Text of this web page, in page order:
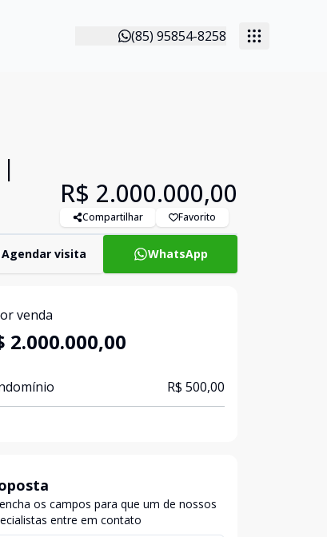
(85) 95854-8258
R$ 2.000.000,00
Compartilhar Favorito
Agendar visita WhatsApp
venda
2.000.000,00
R$ 500,00
os campos para que um de nossos
entre em contato